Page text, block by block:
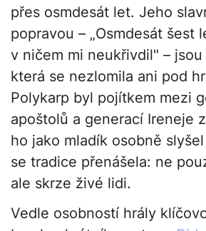
přes osmdesát let. Jeho
popravou – „Osmdesát šest
v ničem mi neukřivdil" –
která se nezlomila ani pod
Polykarp byl pojítkem mezi
apoštolů a generací Ireneje
ho jako mladík osobně
se tradice přenášela: ne
ale skrze živé lidi.
Vedle osobností hrály